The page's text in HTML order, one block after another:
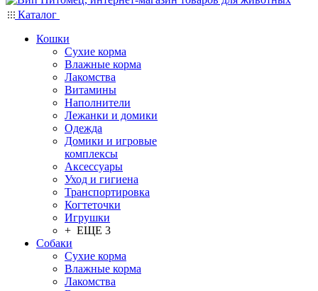
Каталог
Кошки
Сухие корма
Влажные корма
Лакомства
Витамины
Наполнители
Лежанки и домики
Одежда
Домики и игровые
комплексы
Аксессуары
Уход и гигиена
Транспортировка
Когтеточки
Игрушки
+ ЕЩЕ 3
Собаки
Сухие корма
Влажные корма
Лакомства